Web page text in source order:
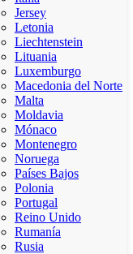
Jersey
Letonia
Liechtenstein
Lituania
Luxemburgo
Macedonia del Norte
Malta
Moldavia
Mónaco
Montenegro
Noruega
Países Bajos
Polonia
Portugal
Reino Unido
Rumanía
Rusia